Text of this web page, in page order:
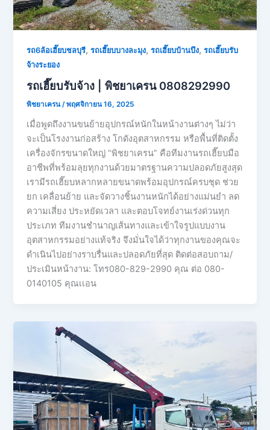
รถ6ล้อเฮี๊ยบชลบุรี,รถเฮี๊ยบบางละมุง,รถเฮี๊ยบบ้านบึง,รถเฮี๊ยบรับ
จ้างระยอง
รถเฮี๊ยบรับจ้าง | พิชยาเครน 0808292990
พิชยาเครน/พฤศจิกายน 16, 2025
เมื่อพูดถึงงานขนย้ายอุปกรณ์หนักในหน้างานต่างๆ ไม่ว่า
จะเป็นโรงงานก่อสร้าง โกดังอุตสาหกรรม หรือพื้นที่ติดตั้ง
เครื่องจักรขนาดใหญ่ “พิชยาเครน” คือทีมงานรถเฮี๊ยบมือ
อาชีพที่พร้อมลุยทุกงานด้วยมาตรฐานความปลอดภัยสูงสุด
เรามีรถเฮี๊ยบหลากหลายขนาดพร้อมอุปกรณ์ครบชุด ช่วย
ยก เคลื่อนย้าย และจัดวางชิ้นงานหนักได้อย่างแม่นยำ ลด
ความเสี่ยง ประหยัดเวลา และตอบโจทย์งานเร่งด่วนทุก
ประเภท ทีมงานชำนาญเส้นทางและเข้าใจรูปแบบงาน
อุตสาหกรรมอย่างแท้จริง จึงมั่นใจได้ว่าทุกงานของคุณจะ
ดำเนินไปอย่างราบรื่นและปลอดภัยที่สุด ติดต่อสอบถาม/
ประเมินหน้างาน: โทร080-829-2990 คุณ ต่อ 080-
0140105 คุณเเอน